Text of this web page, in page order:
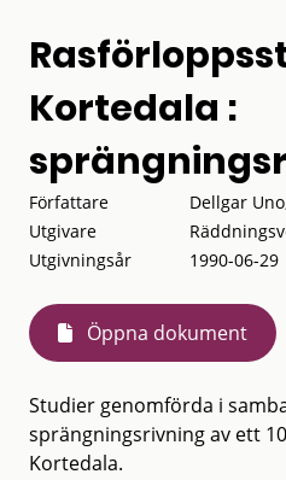
Kortedala :
Författare
Dellgar
Utgivare
Utgivningsår
1990-06-29
Öppna dokument
Studier genomförda i
sprängningsrivning av ett
Kortedala.